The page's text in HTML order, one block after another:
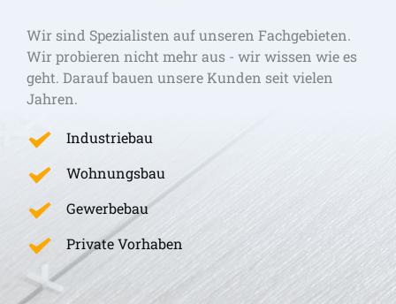
Wir sind Spezialisten auf unseren Fachgebieten.
Wir probieren nicht mehr aus - wir wissen wie es
geht. Darauf bauen unsere Kunden seit vielen
Jahren.
Industriebau
Wohnungsbau
Gewerbebau
Private Vorhaben